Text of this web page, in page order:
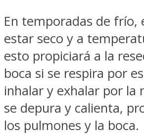
En temporadas de frío,
estar seco y a
esto propiciará a la
boca si se respira por
inhalar y exhalar por la
se depura y calienta,
los pulmones y la boca.